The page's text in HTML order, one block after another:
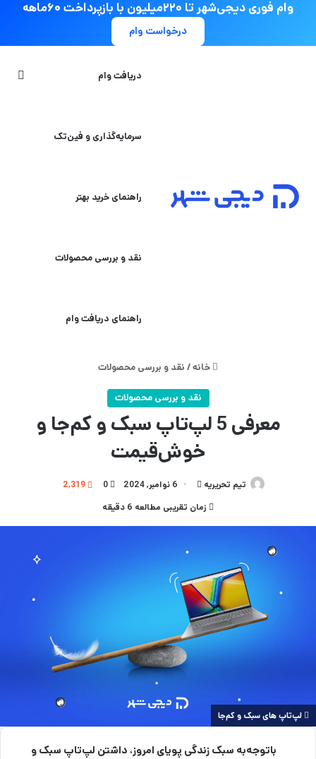
وام فوری دیجی‌شهر تا ۲۲۰میلیون با بازپرداخت ۶۰ماهه
درخواست وام
دریافت وام
سرمایه‌گذاری و فین‌تک
راهنمای خرید بهتر
نقد و بررسی محصولات
راهنمای دریافت وام
خانه/ نقد و بررسی محصولات
نقد و بررسی محصولات
معرفی 5 لپ‌‌تاپ سبک و کم‌جا و
خوش‌‍‌قیمت
تیم تحریریه
ارسال6 نوامبر, 2024 0
2,319
زمان تقریبی مطالعه 6 دقیقه
لپ‌‌تاپ های سبک و کم‌جا
باتوجه‌به سبک زندگی پویای امروز، داشتن لپ‌تاپ سبک و